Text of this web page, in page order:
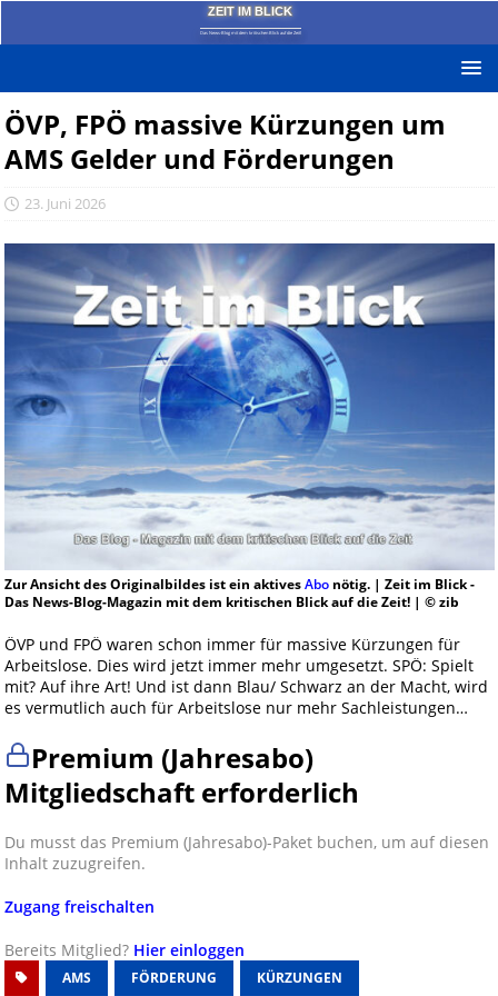
ZEIT IM BLICK
Das News-Blog mit dem kritischen Blick auf die Zeit!
ÖVP, FPÖ massive Kürzungen um
AMS Gelder und Förderungen
23. Juni 2026
Zur Ansicht des Originalbildes ist ein aktivesAbonötig. | Zeit im Blick -
Das News-Blog-Magazin mit dem kritischen Blick auf die Zeit! | © zib
ÖVP und FPÖ waren schon immer für massive Kürzungen für
Arbeitslose. Dies wird jetzt immer mehr umgesetzt. SPÖ: Spielt
mit? Auf ihre Art! Und ist dann Blau/ Schwarz an der Macht, wird
es vermutlich auch für Arbeitslose nur mehr Sachleistungen…
Premium (Jahresabo)
Mitgliedschaft erforderlich
Du musst das Premium (Jahresabo)-Paket buchen, um auf diesen
Inhalt zuzugreifen.
Zugang freischalten
Bereits Mitglied? Hier einloggen
AMS FÖRDERUNG KÜRZUNGEN